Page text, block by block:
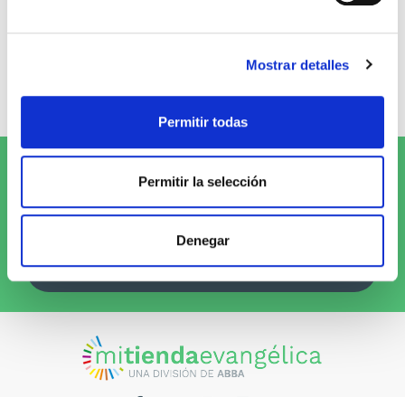
Mostrar detalles
Permitir todas
Permitir la selección
Denegar
Escribe tu opinión
Suscríbete al Newsletter y
de las novedades!
Quiero recibirlo